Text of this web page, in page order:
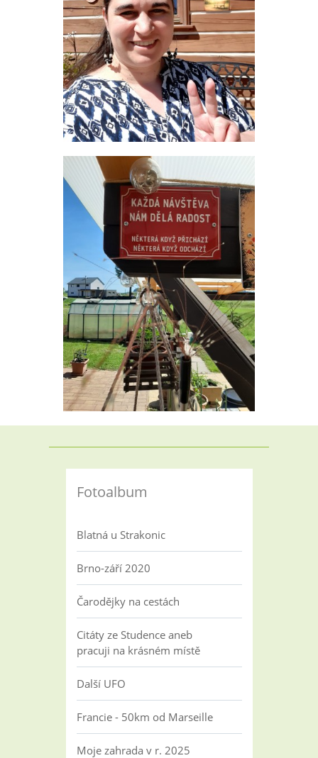
Fotoalbum
Blatná u Strakonic
Brno-září 2020
Čarodějky na cestách
Citáty ze Studence aneb
pracuji na krásném místě
Další UFO
Francie - 50km od Marseille
Moje zahrada v r. 2025